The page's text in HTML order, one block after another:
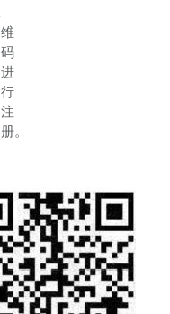
维
码
进
行
注
册。